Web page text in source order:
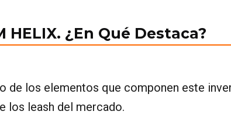
HELIX. ¿En Qué Destaca?
de los elementos que componen este
los leash del mercado.